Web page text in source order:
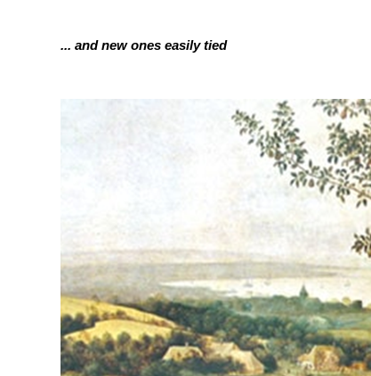
... and new ones easily tied